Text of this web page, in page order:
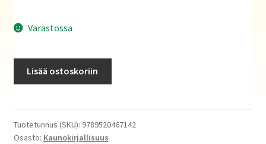
Varastossa
Lisää ostoskoriin
Tuotetunnus (SKU): 9789520467142
Osasto: Kaunokirjallisuus